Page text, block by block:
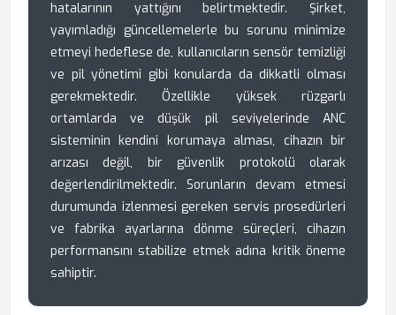
hatalarının yattığını belirtmektedir. Şirket,
yayımladığı güncellemelerle bu sorunu minimize
etmeyi hedeflese de, kullanıcıların sensör temizliği
ve pil yönetimi gibi konularda da dikkatli olması
gerekmektedir. Özellikle yüksek rüzgarlı
ortamlarda ve düşük pil seviyelerinde ANC
sisteminin kendini korumaya alması, cihazın bir
arızası değil, bir güvenlik protokolü olarak
değerlendirilmektedir. Sorunların devam etmesi
durumunda izlenmesi gereken servis prosedürleri
ve fabrika ayarlarına dönme süreçleri, cihazın
performansını stabilize etmek adına kritik öneme
sahiptir.